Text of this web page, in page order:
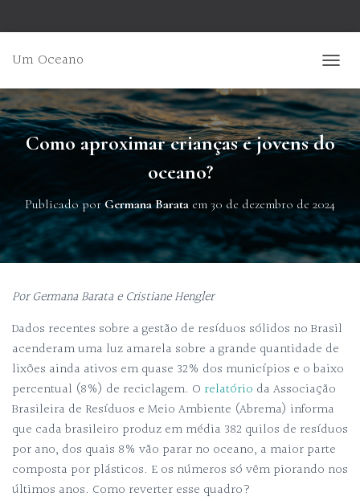
Um Oceano
Como aproximar crianças e jovens do
oceano?
Publicado porGermana Barata em 30 de dezembro de 2024
Por Germana Barata e Cristiane Hengler
Dados recentes sobre a gestão de resíduos sólidos no Brasil
acenderam uma luz amarela sobre a grande quantidade de
lixões ainda ativos em quase 32% dos municípios e o baixo
percentual (8%) de reciclagem. O relatório da Associação
Brasileira de Resíduos e Meio Ambiente (Abrema) informa
que cada brasileiro produz em média 382 quilos de resíduos
por ano, dos quais 8% vão parar no oceano, a maior parte
composta por plásticos. E os números só vêm piorando nos
últimos anos. Como reverter esse quadro?